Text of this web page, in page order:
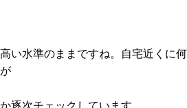
い水準のままですね。自宅近くに何